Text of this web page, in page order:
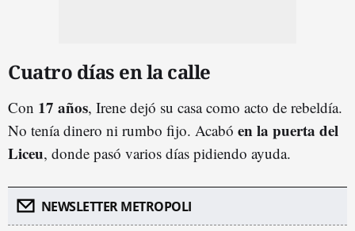
Cuatro días en la calle
Con 17 años, Irene dejó su casa como acto de rebeldía.
No tenía dinero ni rumbo fijo. Acabó en la puerta del
Liceu, donde pasó varios días pidiendo ayuda.
NEWSLETTER METROPOLI